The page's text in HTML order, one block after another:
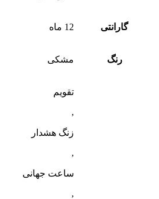
گارانتی 12 ماه
رنگ مشکی
تقویم
,
زنگ هشدار
,
ساعت جهانی
,